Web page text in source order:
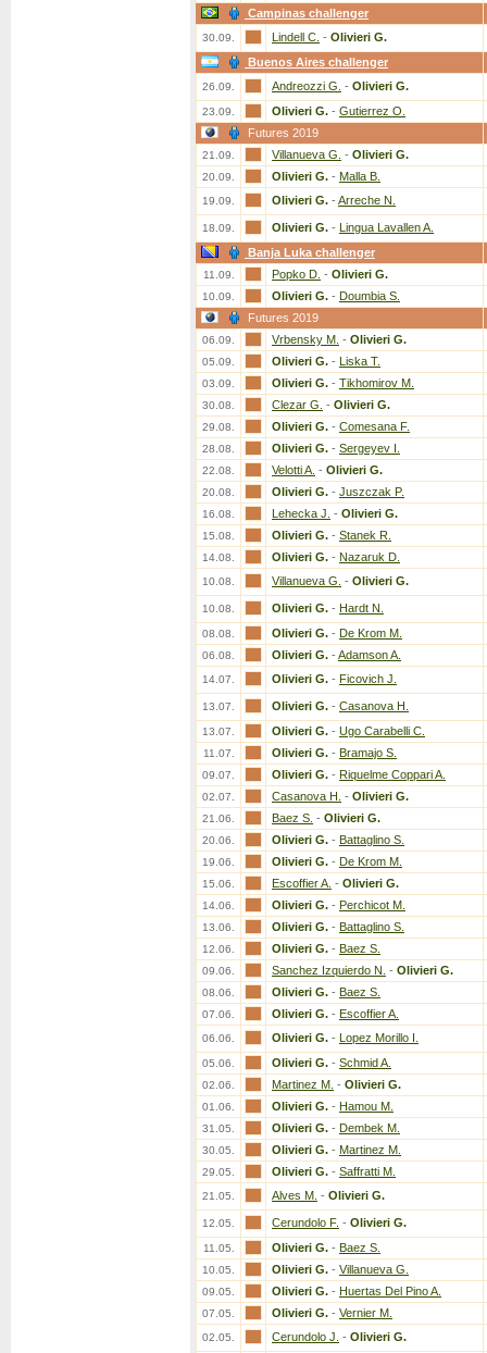
Campinas challenger
30.09. Lindell C. - Olivieri G.
Buenos Aires challenger
26.09. Andreozzi G. - Olivieri G.
23.09. Olivieri G. - Gutierrez O.
Futures 2019
21.09. Villanueva G. - Olivieri G.
20.09. Olivieri G. - Malla B.
19.09. Olivieri G. - Arreche N.
18.09. Olivieri G. - Lingua Lavallen A.
Banja Luka challenger
11.09. Popko D. - Olivieri G.
10.09. Olivieri G. - Doumbia S.
Futures 2019
06.09. Vrbensky M. - Olivieri G.
05.09. Olivieri G. - Liska T.
03.09. Olivieri G. - Tikhomirov M.
30.08. Clezar G. - Olivieri G.
29.08. Olivieri G. - Comesana F.
28.08. Olivieri G. - Sergeyev I.
22.08. Velotti A. - Olivieri G.
20.08. Olivieri G. - Juszczak P.
16.08. Lehecka J. - Olivieri G.
15.08. Olivieri G. - Stanek R.
14.08. Olivieri G. - Nazaruk D.
10.08. Villanueva G. - Olivieri G.
10.08. Olivieri G. - Hardt N.
08.08. Olivieri G. - De Krom M.
06.08. Olivieri G. - Adamson A.
14.07. Olivieri G. - Ficovich J.
13.07. Olivieri G. - Casanova H.
13.07. Olivieri G. - Ugo Carabelli C.
11.07. Olivieri G. - Bramajo S.
09.07. Olivieri G. - Riquelme Coppari A.
02.07. Casanova H. - Olivieri G.
21.06. Baez S. - Olivieri G.
20.06. Olivieri G. - Battaglino S.
19.06. Olivieri G. - De Krom M.
15.06. Escoffier A. - Olivieri G.
14.06. Olivieri G. - Perchicot M.
13.06. Olivieri G. - Battaglino S.
12.06. Olivieri G. - Baez S.
09.06. Sanchez Izquierdo N. - Olivieri G.
08.06. Olivieri G. - Baez S.
07.06. Olivieri G. - Escoffier A.
06.06. Olivieri G. - Lopez Morillo I.
05.06. Olivieri G. - Schmid A.
02.06. Martinez M. - Olivieri G.
01.06. Olivieri G. - Hamou M.
31.05. Olivieri G. - Dembek M.
30.05. Olivieri G. - Martinez M.
29.05. Olivieri G. - Saffratti M.
21.05. Alves M. - Olivieri G.
12.05. Cerundolo F. - Olivieri G.
11.05. Olivieri G. - Baez S.
10.05. Olivieri G. - Villanueva G.
09.05. Olivieri G. - Huertas Del Pino A.
07.05. Olivieri G. - Vernier M.
02.05. Cerundolo J. - Olivieri G.